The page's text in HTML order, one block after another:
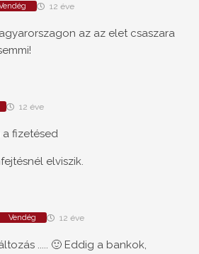
12 éve
az az elet csaszara
12 éve
a fizetésed
elviszik.
Vendég 12 éve
..... 🙂 Eddig a bankok,